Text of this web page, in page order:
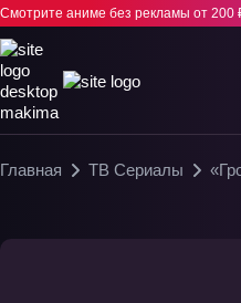
Смотрите аниме без рекламы от 200
Главная ТВ Сериалы